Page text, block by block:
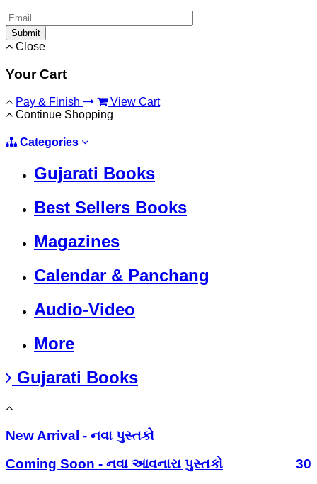
Submit
Close
Your Cart
Pay & Finish
View Cart
Continue Shopping
Categories
Gujarati Books
Best Sellers Books
Magazines
Calendar & Panchang
Audio-Video
More
Gujarati Books
New Arrival - નવા પુસ્તકો
Coming Soon - નવા આવનારા પુસ્તકો
30